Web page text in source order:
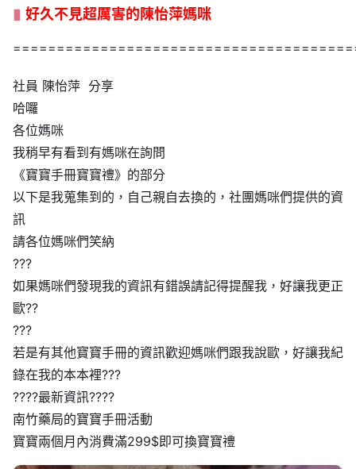
好久不見超厲害的陳怡萍媽咪
社員 陳怡萍 分享
哈囉
各位媽咪
我稍早有看到有媽咪在詢問
《寶寶手冊寶寶禮》的部分
以下是我蒐集到的，自己親自去換的，社團媽咪們提供的資
訊
請各位媽咪們笑納
???
如果媽咪們發現我的資訊有錯誤請記得提醒我，好讓我更正
歐??
???
若是有其他寶寶手冊的資訊歡迎媽咪們跟我說歐，好讓我紀
錄在我的本本裡???
????最新資訊????
南竹藥局的寶寶手冊活動
寶寶兩個月內消費滿299$即可換寶寶禮